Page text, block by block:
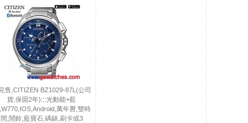
售,CITIZEN BZ1029-87L(公司
貨,保固2年):::光動能+藍
萬年曆,雙時
間,鬧鈴,藍寶石,碼錶,刷卡或3